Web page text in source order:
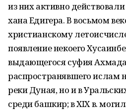
из них активно
хана Едигера. В восьмом
христианскому
появление некоего
выдающегося суфия
распространявшего ислам
реки Дуная, но и в
среди башкир; в XIX в.